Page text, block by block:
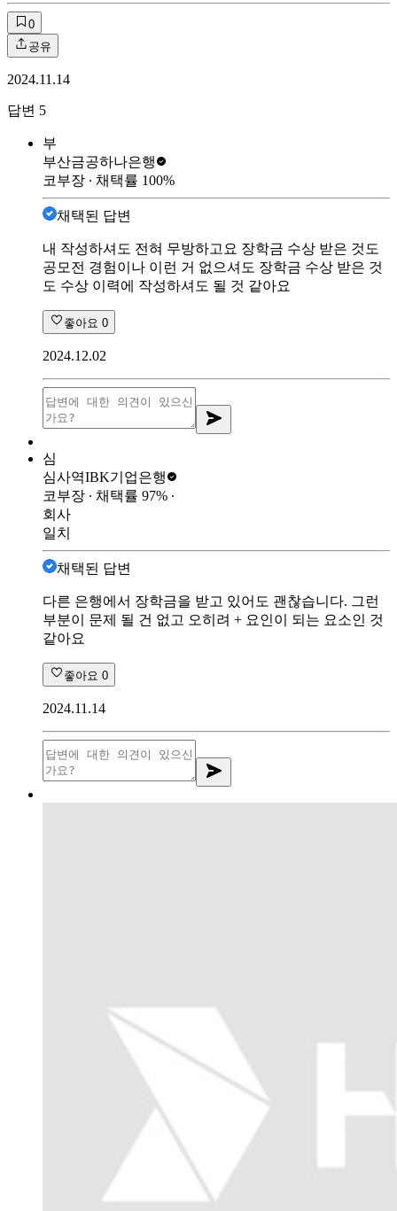
0
공유
2024.11.14
답변 5
부
부산금공하나은행
코부장 ∙ 채택률 100%
채택된 답변
내 작성하셔도 전혀 무방하고요 장학금 수상 받은 것도
공모전 경험이나 이런 거 없으셔도 장학금 수상 받은 것
도 수상 이력에 작성하셔도 될 것 같아요
좋아요 0
2024.12.02
심
심사역IBK기업은행
코부장 ∙ 채택률 97% ∙
회사
일치
채택된 답변
다른 은행에서 장학금을 받고 있어도 괜찮습니다. 그런
부분이 문제 될 건 없고 오히려 + 요인이 되는 요소인 것
같아요
좋아요 0
2024.11.14